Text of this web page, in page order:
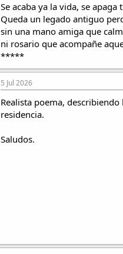
Se acaba ya la vida, se apaga
Queda un legado antiguo
sin una mano amiga que
ni rosario que acompañe
*****
5 Jul 2026
Realista poema,
residencia.
Saludos.